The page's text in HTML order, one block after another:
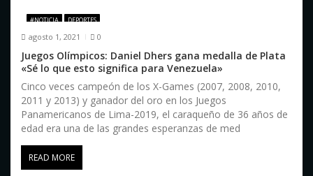
e
n
t
r
a
d
a
#NOTICIA DEPORTES
agosto 1, 2021 0
Juegos Olímpicos: Daniel Dhers gana medalla de Plata
«Sé lo que esto significa para Venezuela»
Cinco veces campeón de los X-Games (2007, 2008, 2010,
2011 y 2013) y ganador del oro en los Juegos
Panamericanos de Lima-2019, el caraqueño de 36 años de
edad era una de las grandes esperanzas de med
READ MORE